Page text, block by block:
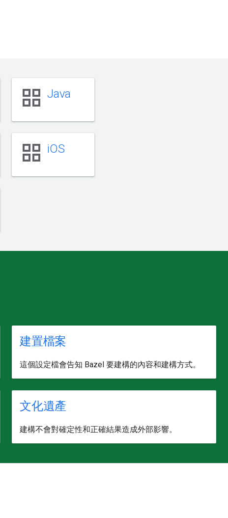
grid_view Java
grid_view iOS
建置檔案
這個設定檔會告知 Bazel 要建構的內容和建構方式。
文化遺產
建構不會對確定性和正確結果造成外部影響。